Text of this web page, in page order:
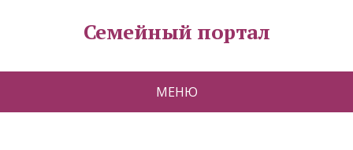
Семейный портал
МЕНЮ